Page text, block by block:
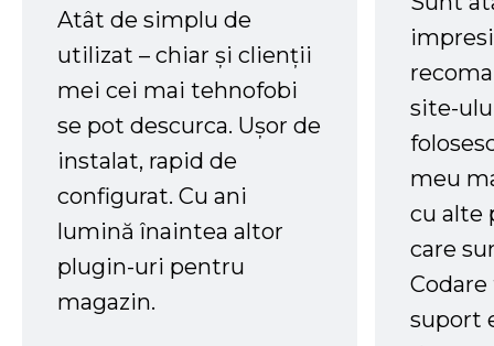
Atât de simplu de
utilizat – chiar și clienții
mei cei mai tehnofobi
se pot descurca. Ușor de
instalat, rapid de
configurat. Cu ani
lumină înaintea altor
plugin-uri pentru
magazin.
site-
meu
cu alte
care
suport